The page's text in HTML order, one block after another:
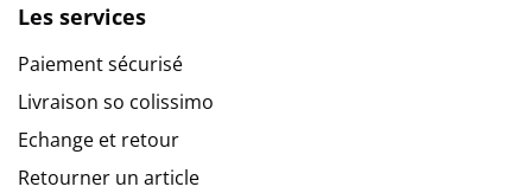
Les services
Paiement sécurisé
Livraison so colissimo
Echange et retour
Retourner un article